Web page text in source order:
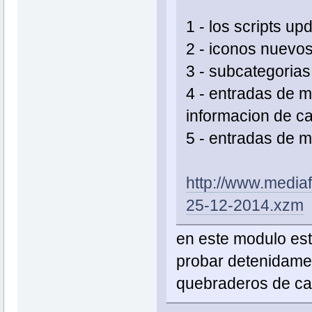
1 - los scripts
2 - iconos
3 -
4 - entradas de
informacion de
5 - entradas de
http://
25-12-2014.xzm
en este modulo
probar
quebraderos de